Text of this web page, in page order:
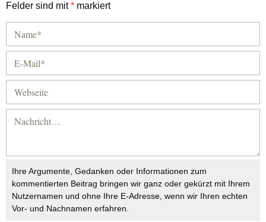
Felder sind mit* markiert
Ihre Argumente, Gedanken oder Informationen zum
kommentierten Beitrag bringen wir ganz oder gekürzt mit Ihrem
Nutzernamen und ohne Ihre E-Adresse, wenn wir Ihren echten
Vor- und Nachnamen erfahren.